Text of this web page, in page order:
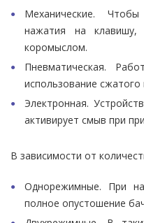
Механические.
нажатия на клавишу,
коромыслом.
Пневматическая.
использование сжатого
Электронная.
активирует смыв при
В зависимости от
Однорежимные. При
полное опустошение